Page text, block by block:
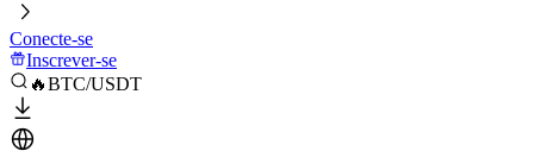
Conecte-se
Inscrever-se
🔥BTC/USDT